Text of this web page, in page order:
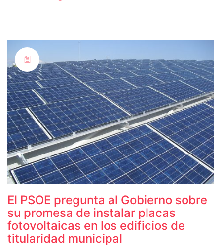
El PSOE pregunta al Gobierno sobre
su promesa de instalar placas
fotovoltaicas en los edificios de
titularidad municipal